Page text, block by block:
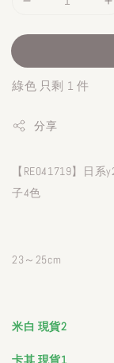
綠色 只剩 1 件
分享
【RE041719】日
子4色
23～25cm
米白 現貨2
卡其 現貨1